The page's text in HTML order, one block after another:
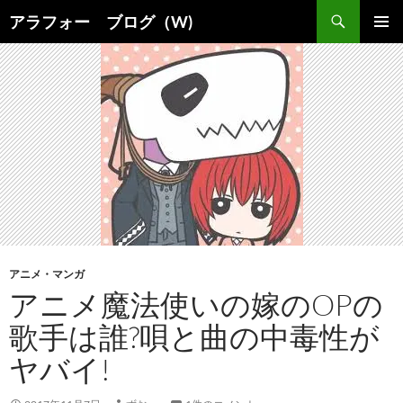
ン
テ
ン
ツ
へ
ス
キ
ッ
プ
アラフォー ブログ（W)
索
メインメ
ニュー
アニメ・マンガ
アニメ魔法使いの嫁のOPの
歌手は誰?唄と曲の中毒性が
ヤバイ!